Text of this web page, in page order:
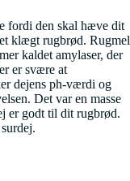
fordi den skal hæve dit
klægt rugbrød. Rugmel
kaldet amylaser, der
er svære at
dejens ph-værdi og
Det var en masse
er godt til dit rugbrød.